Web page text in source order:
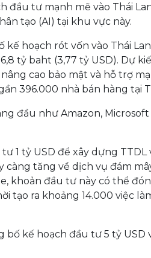
đầu tư mạnh mẽ vào Thái
tạo (AI) tại khu vực này.
kế hoạch rót vốn vào Thái
tỷ baht (3,77 tỷ USD). Dự
cao bảo mật và hỗ trợ
396.000 nhà bán hàng tại
đầu như Amazon,
1 tỷ USD để xây dựng
càng tăng về dịch vụ đám
khoản đầu tư này có thể
tạo ra khoảng 14.000 việc
bố kế hoạch đầu tư 5 tỷ USD